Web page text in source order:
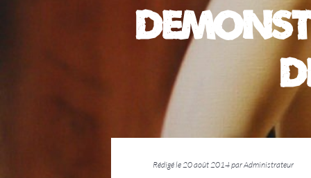
Rédigé le 20 août 2014 par Administrateur